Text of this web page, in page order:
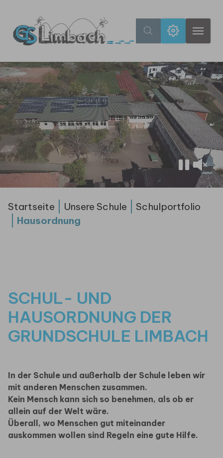
Startseite Unsere Schule
Schulportfolio
Hausordnung
SCHUL- UND
HAUSORDNUNG DER
GRUNDSCHULE LIMBACH
In der Schule und außerhalb der Schule leben wir
mit anderen Menschen zusammen.
Kein Mensch kann sich so benehmen, als ob er
allein auf der Welt wäre.
Überall, wo Menschen gut miteinander
auskommen wollen sind Regeln eine gute Hilfe.